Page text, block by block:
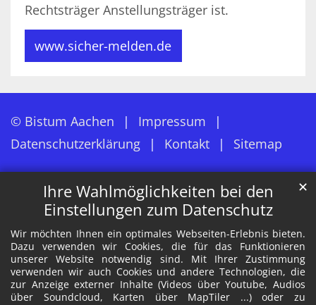
Ihre Wahlmöglichkeiten bei den
Einstellungen zum Datenschutz
Wir möchten Ihnen ein optimales Webseiten-Erlebnis bieten.
Dazu verwenden wir Cookies, die für das Funktionieren
unserer Website notwendig sind. Mit Ihrer Zustimmung
verwenden wir auch Cookies und andere Technologien, die
zur Anzeige externer Inhalte (Videos über Youtube, Audios
über Soundcloud, Karten über MapTiler ...) oder zu
✕
Rechtsträger Anstellungsträger ist.
www.sicher-melden.de
© Bistum Aachen
Impressum
Datenschutzerklärung
Kontakt Sitemap